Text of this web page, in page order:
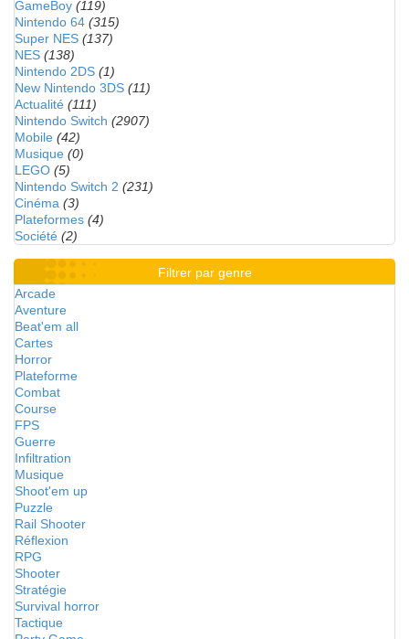
GameBoy (119)
Nintendo 64 (315)
Super NES (137)
NES (138)
Nintendo 2DS (1)
New Nintendo 3DS (11)
Actualité (111)
Nintendo Switch (2907)
Mobile (42)
Musique (0)
LEGO (5)
Nintendo Switch 2 (231)
Cinéma (3)
Plateformes (4)
Société (2)
Filtrer par genre
Arcade
Aventure
Beat'em all
Cartes
Horror
Plateforme
Combat
Course
FPS
Guerre
Infiltration
Musique
Shoot'em up
Puzzle
Rail Shooter
Réflexion
RPG
Shooter
Stratégie
Survival horror
Tactique